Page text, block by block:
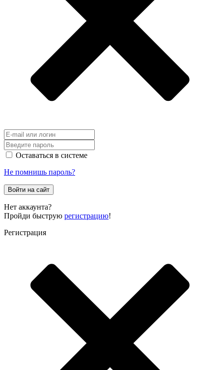
Оставаться в системе
Не помнишь пароль?
Войти на сайт
Нет аккаунта?
Пройди быструю регистрацию!
Регистрация